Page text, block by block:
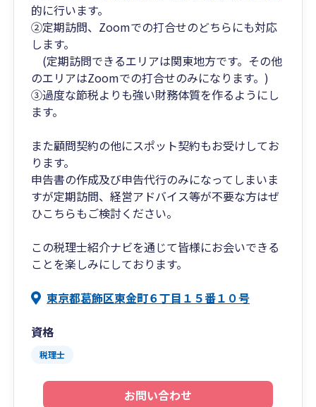
的に行います。
②定期訪問、Zoomでの打合せのどちらにも対応
します。
(定期訪問できるエリアは関東地方です。その他
のエリアはZoomでの打合せのみになります。)
③過度な節税よりも強い財務体質を作るようにし
ます。
また顧問契約の他にスポット契約もお受けしてお
ります。
申告書の作成及び申告代行のみになってしまいま
すが定期訪問、経営アドバイス等が不要な方はぜ
ひこちらもご検討ください。
この税理士紹介ナビを通じて皆様にお会いできる
ことを楽しみにしております。
東京都葛飾区東金町６丁目１５番１０号
資格
税理士
お問い合わせ